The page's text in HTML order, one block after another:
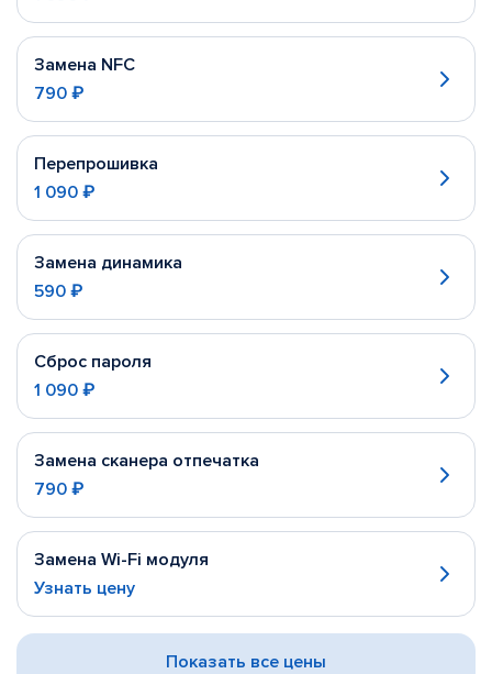
Замена NFC
790 ₽
Перепрошивка
1 090 ₽
Замена динамика
590 ₽
Сброс пароля
1 090 ₽
Замена сканера отпечатка
790 ₽
Замена Wi-Fi модуля
Узнать цену
Показать все цены